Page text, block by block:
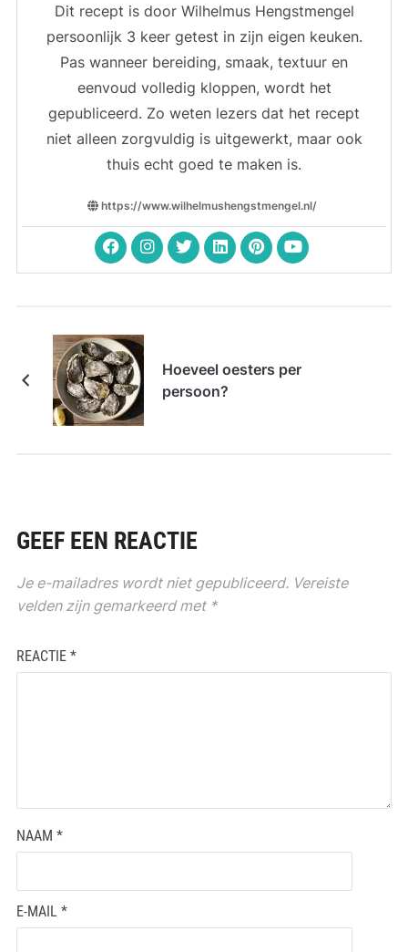
Dit recept is door Wilhelmus Hengstmengel
persoonlijk 3 keer getest in zijn eigen keuken.
Pas wanneer bereiding, smaak, textuur en
eenvoud volledig kloppen, wordt het
gepubliceerd. Zo weten lezers dat het recept
niet alleen zorgvuldig is uitgewerkt, maar ook
thuis echt goed te maken is.
https://www.wilhelmushengstmengel.nl/
Hoeveel oesters per
persoon?
GEEF EEN REACTIE
Je e-mailadres wordt niet gepubliceerd. Vereiste
velden zijn gemarkeerd met *
REACTIE *
NAAM *
E-MAIL *